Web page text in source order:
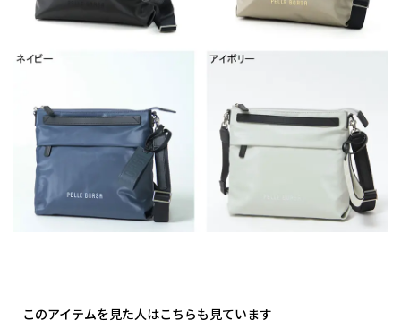
このアイテムを見た人はこちらも見ています